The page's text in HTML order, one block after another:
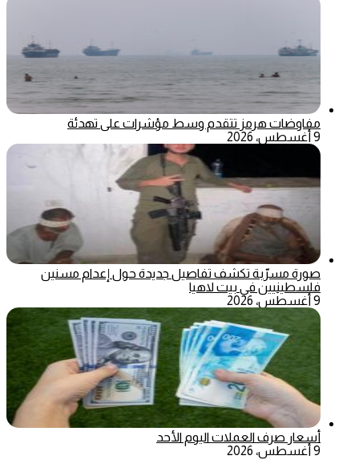
مفاوضات هرمز تتقدم وسط مؤشرات على تهدئة
9 أغسطس، 2026
صورة مسرّبة تكشف تفاصيل جديدة حول إعدام مسنين
فلسطينيين في بيت لاهيا
9 أغسطس، 2026
أسعار صرف العملات اليوم الأحد
9 أغسطس، 2026